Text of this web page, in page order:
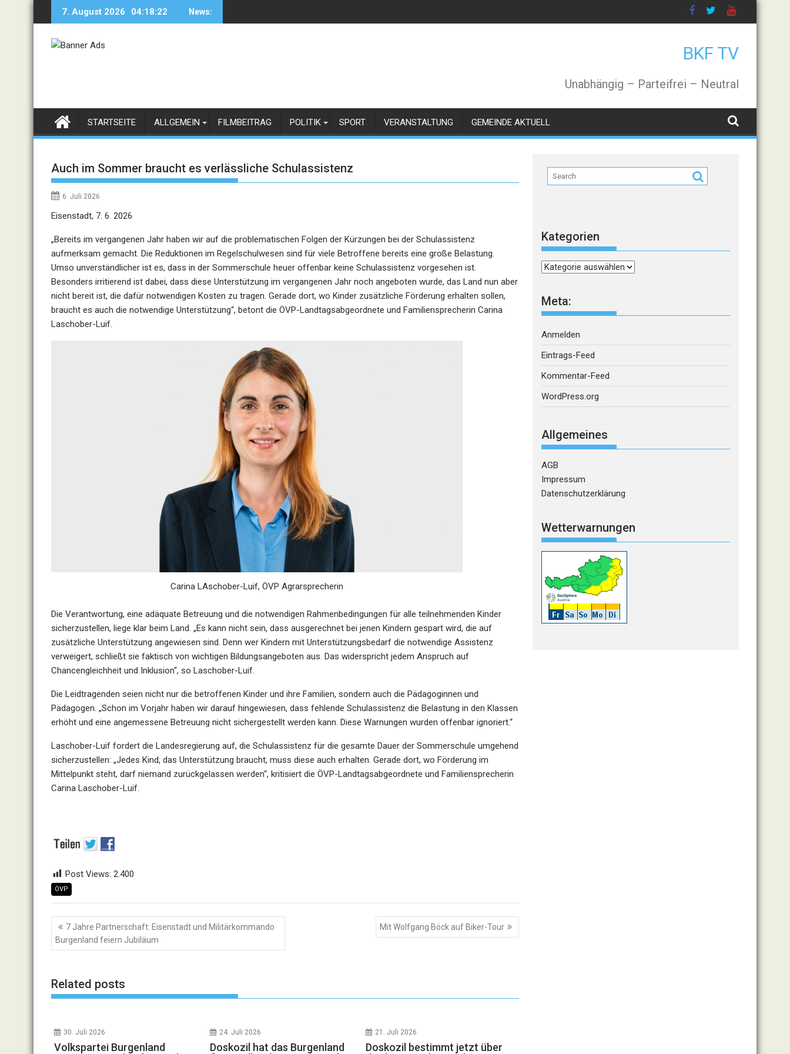
7. August 2026 04:18:22 News:
BKF TV
Unabhängig – Parteifrei – Neutral
STARTSEITE ALLGEMEIN FILMBEITRAG POLITIK SPORT VERANSTALTUNG GEMEINDE AKTUELL
Auch im Sommer braucht es verlässliche Schulassistenz
6. Juli 2026
Eisenstadt, 7. 6. 2026
„Bereits im vergangenen Jahr haben wir auf die problematischen Folgen der Kürzungen bei der Schulassistenz
aufmerksam gemacht. Die Reduktionen im Regelschulwesen sind für viele Betroffene bereits eine große Belastung.
Umso unverständlicher ist es, dass in der Sommerschule heuer offenbar keine Schulassistenz vorgesehen ist.
Besonders irritierend ist dabei, dass diese Unterstützung im vergangenen Jahr noch angeboten wurde, das Land nun aber
nicht bereit ist, die dafür notwendigen Kosten zu tragen. Gerade dort, wo Kinder zusätzliche Förderung erhalten sollen,
braucht es auch die notwendige Unterstützung“, betont die ÖVP-Landtagsabgeordnete und Familiensprecherin Carina
Laschober-Luif.
Carina LAschober-Luif, ÖVP Agrarsprecherin
Die Verantwortung, eine adäquate Betreuung und die notwendigen Rahmenbedingungen für alle teilnehmenden Kinder
sicherzustellen, liege klar beim Land. „Es kann nicht sein, dass ausgerechnet bei jenen Kindern gespart wird, die auf
zusätzliche Unterstützung angewiesen sind. Denn wer Kindern mit Unterstützungsbedarf die notwendige Assistenz
verweigert, schließt sie faktisch von wichtigen Bildungsangeboten aus. Das widerspricht jedem Anspruch auf
Chancengleichheit und Inklusion“, so Laschober-Luif.
Die Leidtragenden seien nicht nur die betroffenen Kinder und ihre Familien, sondern auch die Pädagoginnen und
Pädagogen. „Schon im Vorjahr haben wir darauf hingewiesen, dass fehlende Schulassistenz die Belastung in den Klassen
erhöht und eine angemessene Betreuung nicht sichergestellt werden kann. Diese Warnungen wurden offenbar ignoriert.“
Laschober-Luif fordert die Landesregierung auf, die Schulassistenz für die gesamte Dauer der Sommerschule umgehend
sicherzustellen: „Jedes Kind, das Unterstützung braucht, muss diese auch erhalten. Gerade dort, wo Förderung im
Mittelpunkt steht, darf niemand zurückgelassen werden“, kritisiert die ÖVP-Landtagsabgeordnete und Familiensprecherin
Carina Laschober-Luif.
Post Views: 2.400
ÖVP
Beitragsnavigation
7 Jahre Partnerschaft: Eisenstadt und Militärkommando
Burgenland feiern Jubiläum
Mit Wolfgang Böck auf Biker-Tour
Related posts
30. Juli 2026
Volkspartei Burgenland
24. Juli 2026
Doskozil hat das Burgenland
21. Juli 2026
Doskozil bestimmt jetzt über
Kategorien
Kategorien
Meta:
Anmelden
Eintrags-Feed
Kommentar-Feed
WordPress.org
Allgemeines
AGB
Impressum
Datenschutzerklärung
Wetterwarnungen